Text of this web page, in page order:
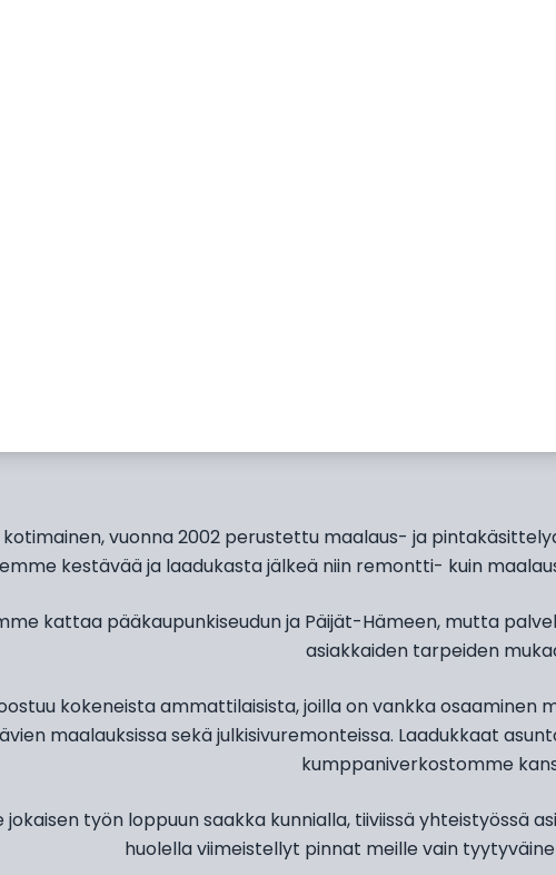
vuonna 2002 perustettu maalaus- ja
kestävää ja laadukasta jälkeä niin remontti- kuin
kattaa pääkaupunkiseudun ja Päijät-Hämeen, mutta
asiakkaiden tarpeiden
kokeneista ammattilaisista, joilla on vankka osaaminen
maalauksissa sekä julkisivuremonteissa. Laadukkaat
kumppaniverkostomme
jokaisen työn loppuun saakka kunnialla, tiiviissä yhteistyössä
huolella viimeistellyt pinnat meille vain